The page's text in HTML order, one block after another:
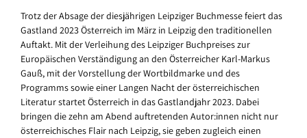
Trotz der Absage der diesjährigen Leipziger Buchmesse feiert das
Gastland 2023 Österreich im März in Leipzig den traditionellen
Auftakt. Mit der Verleihung des Leipziger Buchpreises zur
Europäischen Verständigung an den Österreicher Karl-Markus
Gauß, mit der Vorstellung der Wortbildmarke und des
Programms sowie einer Langen Nacht der österreichischen
Literatur startet Österreich in das Gastlandjahr 2023. Dabei
bringen die zehn am Abend auftretenden Autor:innen nicht nur
österreichisches Flair nach Leipzig, sie geben zugleich einen